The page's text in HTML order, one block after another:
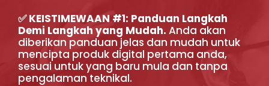
✅ KEISTIMEWAAN #1: Panduan Langkah
Demi Langkah yang Mudah. Anda akan
diberikan panduan jelas dan mudah untuk
mencipta produk digital pertama anda,
sesuai untuk yang baru mula dan tanpa
pengalaman teknikal.